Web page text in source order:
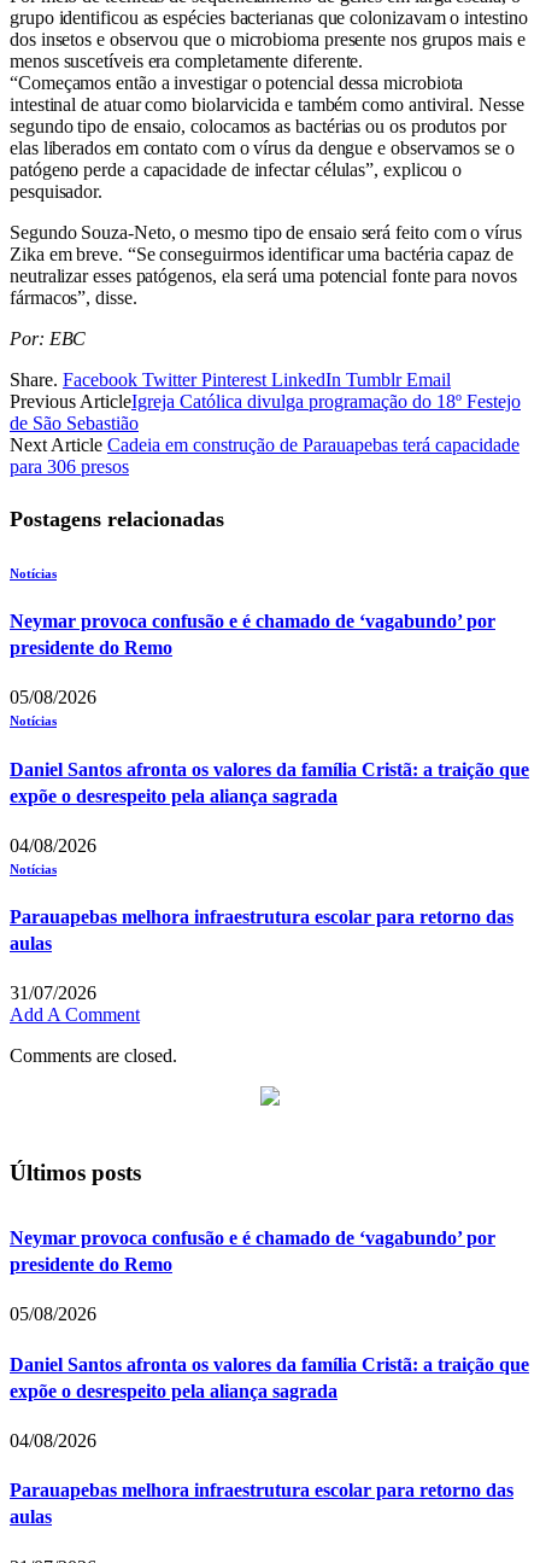
grupo identificou as espécies bacterianas que colonizavam o intestino
dos insetos e observou que o microbioma presente nos grupos mais e
menos suscetíveis era completamente diferente.
“Começamos então a investigar o potencial dessa microbiota
intestinal de atuar como biolarvicida e também como antiviral. Nesse
segundo tipo de ensaio, colocamos as bactérias ou os produtos por
elas liberados em contato com o vírus da dengue e observamos se o
patógeno perde a capacidade de infectar células”, explicou o
pesquisador.
Segundo Souza-Neto, o mesmo tipo de ensaio será feito com o vírus
Zika em breve. “Se conseguirmos identificar uma bactéria capaz de
neutralizar esses patógenos, ela será uma potencial fonte para novos
fármacos”, disse.
Por: EBC
Share. Facebook Twitter Pinterest LinkedIn Tumblr Email
Previous ArticleIgreja Católica divulga programação do 18º Festejo
de São Sebastião
Next Article Cadeia em construção de Parauapebas terá capacidade
para 306 presos
Postagens relacionadas
Notícias
Neymar provoca confusão e é chamado de ‘vagabundo’ por
presidente do Remo
05/08/2026
Notícias
Daniel Santos afronta os valores da família Cristã: a traição que
expõe o desrespeito pela aliança sagrada
04/08/2026
Notícias
Parauapebas melhora infraestrutura escolar para retorno das
aulas
31/07/2026
Add A Comment
Comments are closed.
Últimos posts
Neymar provoca confusão e é chamado de ‘vagabundo’ por
presidente do Remo
05/08/2026
Daniel Santos afronta os valores da família Cristã: a traição que
expõe o desrespeito pela aliança sagrada
04/08/2026
Parauapebas melhora infraestrutura escolar para retorno das
aulas